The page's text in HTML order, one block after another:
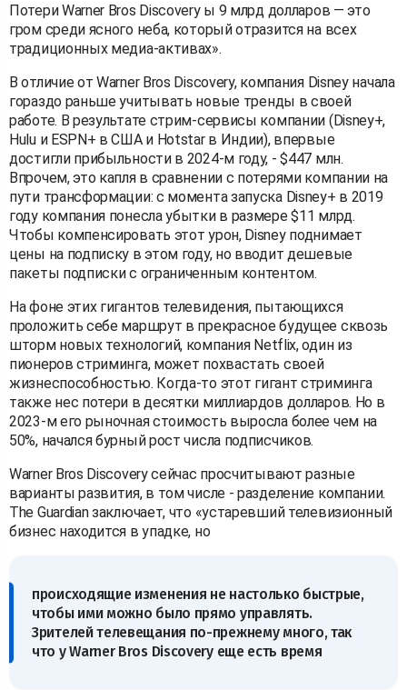
Потери Warner Bros Discovery ы 9 млрд долларов — это
гром среди ясного неба, который отразится на всех
традиционных медиа-активах».
В отличие от Warner Bros Discovery, компания Disney начала
гораздо раньше учитывать новые тренды в своей
работе. В результате стрим-сервисы компании (Disney+,
Hulu и ESPN+ в США и Hotstar в Индии), впервые
достигли прибыльности в 2024-м году, - $447 млн.
Впрочем, это капля в сравнении с потерями компании на
пути трансформации: с момента запуска Disney+ в 2019
году компания понесла убытки в размере $11 млрд.
Чтобы компенсировать этот урон, Disney поднимает
цены на подписку в этом году, но вводит дешевые
пакеты подписки с ограниченным контентом.
На фоне этих гигантов телевидения, пытающихся
проложить себе маршрут в прекрасное будущее сквозь
шторм новых технологий, компания Netflix, один из
пионеров стриминга, может похвастать своей
жизнеспособностью. Когда-то этот гигант стриминга
также нес потери в десятки миллиардов долларов. Но в
2023-м его рыночная стоимость выросла более чем на
50%, начался бурный рост числа подписчиков.
Warner Bros Discovery сейчас просчитывают разные
варианты развития, в том числе - разделение компании.
The Guardian заключает, что «устаревший телевизионный
бизнес находится в упадке, но
происходящие изменения не настолько быстрые,
чтобы ими можно было прямо управлять.
Зрителей телевещания по-прежнему много, так
что у Warner Bros Discovery еще есть время